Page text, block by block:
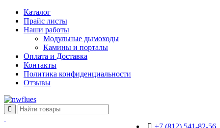
Каталог
Прайс листы
Наши работы
Модульные дымоходы
Камины и порталы
Оплата и Доставка
Контакты
Политика конфиденциальности
Отзывы
+7 (812) 541-82-56